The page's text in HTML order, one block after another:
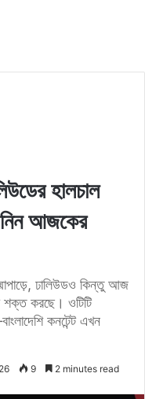
হালচাল
নিন আজকের
ঢালিউডও কিন্তু আজ
শক্ত করছে। ওটিটি
কনটেন্ট এখন
9 2 minutes read